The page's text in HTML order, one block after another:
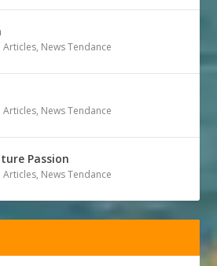
Articles, News Tendance
Articles, News Tendance
Passion
Articles, News Tendance